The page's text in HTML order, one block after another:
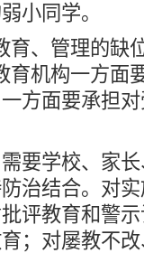
小同学。
、管理的缺
育机构一方面
方面要承担
学校、家长
治结合。对
评教育和警
；对屡教不